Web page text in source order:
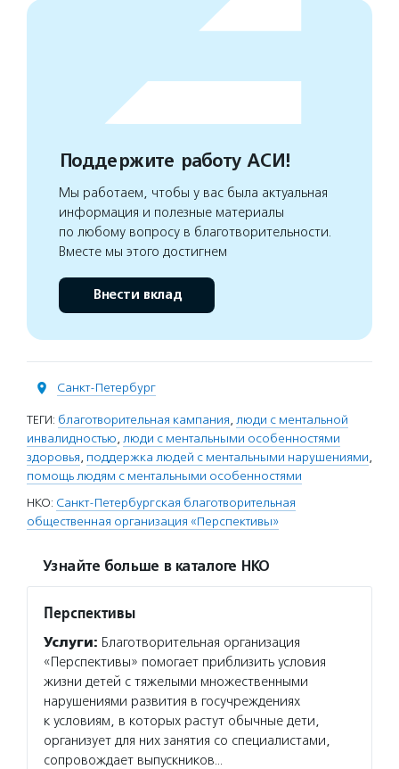
Поддержите работу АСИ!
Мы работаем, чтобы у вас была актуальная
информация и полезные материалы
по любому вопросу в благотворительности.
Вместе мы этого достигнем
Внести вклад
Санкт-Петербург
ТЕГИ: благотворительная кампания, люди с ментальной
инвалидностью, люди с ментальными особенностями
здоровья, поддержка людей с ментальными нарушениями,
помощь людям с ментальными особенностями
НКО: Санкт-Петербургская благотворительная
общественная организация «Перспективы»
Узнайте больше в каталоге НКО
Перспективы
Услуги: Благотворительная организация
«Перспективы» помогает приблизить условия
жизни детей с тяжелыми множественными
нарушениями развития в госучреждениях
к условиям, в которых растут обычные дети,
организует для них занятия со специалистами,
сопровождает выпускников…